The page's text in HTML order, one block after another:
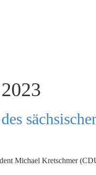
Michael Kretschmer